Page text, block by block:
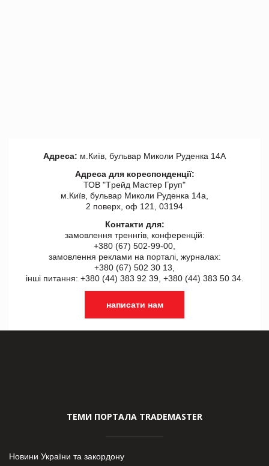
Адреса: м.Київ, бульвар Миколи Руденка 14А
Адреса для кореспонденції:
ТОВ "Tрейд Мастер Груп"
м.Київ, бульвар Миколи Руденка 14а,
2 поверх, оф 121, 03194
Контакти для:
замовлення треннгів, конференцій:
+380 (67) 502-99-00,
замовлення реклами на порталі, журналах:
+380 (67) 502 30 13,
інші питання: +380 (44) 383 92 39, +380 (44) 383 50 34.
написати нам
ТЕМИ ПОРТАЛА TRADEMASTER
Новини України та закордону